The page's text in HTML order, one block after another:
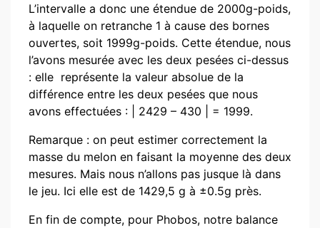
L’intervalle a donc une étendue de 2000g-poids,
à laquelle on retranche 1 à cause des bornes
ouvertes, soit 1999g-poids. Cette étendue, nous
l’avons mesurée avec les deux pesées ci-dessus
: elle représente la valeur absolue de la
différence entre les deux pesées que nous
avons effectuées : | 2429 – 430 | = 1999.
Remarque : on peut estimer correctement la
masse du melon en faisant la moyenne des deux
mesures. Mais nous n’allons pas jusque là dans
le jeu. Ici elle est de 1429,5 g à ±0.5g près.
En fin de compte, pour Phobos, notre balance